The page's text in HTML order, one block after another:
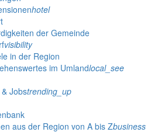
hotel
der Gemeinde
visibility
in der Region
im Umlandlocal_see
Jobstrending_up
aus der Region von A bis Zbusiness